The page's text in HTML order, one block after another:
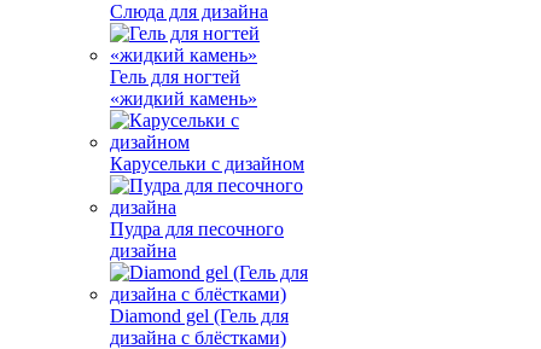
Слюда для дизайна
Гель для ногтей
«жидкий камень»
Карусельки с дизайном
Пудра для песочного
дизайна
Diamond gel (Гель для
дизайна с блёстками)